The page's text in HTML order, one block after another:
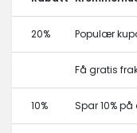
20% Populær
Få gratis
10% Spar 10%